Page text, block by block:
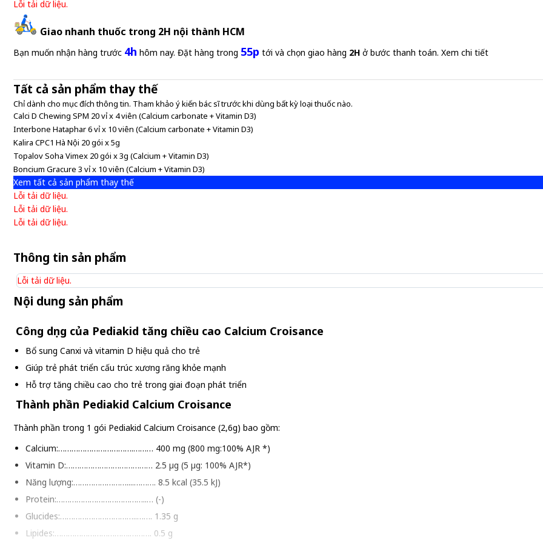
Lỗi tải dữ liệu.
Giao nhanh thuốc trong 2H nội thành HCM
Bạn muốn nhận hàng trước 4h hôm nay. Đặt hàng trong 55p tới và chọn giao hàng 2H ở bước thanh toán. Xem chi tiết
Tất cả sản phẩm thay thế
Chỉ dành cho mục đích thông tin. Tham khảo ý kiến bác sĩ trước khi dùng bất kỳ loại thuốc nào.
Calci D Chewing SPM 20 vỉ x 4 viên (Calcium carbonate + Vitamin D3)
Interbone Hataphar 6 vỉ x 10 viên (Calcium carbonate + Vitamin D3)
Kalira CPC1 Hà Nội 20 gói x 5g
Topalov Soha Vimex 20 gói x 3g (Calcium + Vitamin D3)
Boncium Gracure 3 vỉ x 10 viên (Calcium + Vitamin D3)
Xem tất cả sản phẩm thay thế
Lỗi tải dữ liệu.
Lỗi tải dữ liệu.
Lỗi tải dữ liệu.
Thông tin sản phẩm
Lỗi tải dữ liệu.
Nội dung sản phẩm
Công dụng của Pediakid tăng chiều cao Calcium Croisance
Bổ sung Canxi và vitamin D hiệu quả cho trẻ
Giúp trẻ phát triển cấu trúc xương răng khỏe mạnh
Hỗ trợ tăng chiều cao cho trẻ trong giai đoạn phát triển
Thành phần Pediakid Calcium Croisance
Thành phần trong 1 gói Pediakid Calcium Croisance (2,6g) bao gồm:
Calcium:…………………………….……… 400 mg (800 mg:100% AJR *)
Vitamin D:………………………………… 2.5 µg (5 µg: 100% AJR*)
Năng lượng:……………………....………. 8.5 kcal (35.5 kJ)
Protein:…………………………………..… (-)
Glucides:……………………………..……. 1.35 g
Lipides:…………………………….………. 0.5 g